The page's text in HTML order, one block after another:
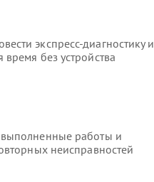
экспресс-диагностику и
без устройства
выполненные работы и
неисправностей